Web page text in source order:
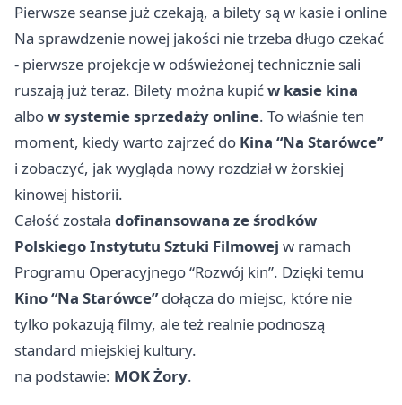
Pierwsze seanse już czekają, a bilety są w kasie i online
Na sprawdzenie nowej jakości nie trzeba długo czekać
- pierwsze projekcje w odświeżonej technicznie sali
ruszają już teraz. Bilety można kupićw kasie kina
albow systemie sprzedaży online. To właśnie ten
moment, kiedy warto zajrzeć do Kina “Na Starówce”
i zobaczyć, jak wygląda nowy rozdział w żorskiej
kinowej historii.
Całość została dofinansowana ze środków
Polskiego Instytutu Sztuki Filmowej w ramach
Programu Operacyjnego “Rozwój kin”. Dzięki temu
Kino “Na Starówce”dołącza do miejsc, które nie
tylko pokazują filmy, ale też realnie podnoszą
standard miejskiej kultury.
na podstawie: MOK Żory.